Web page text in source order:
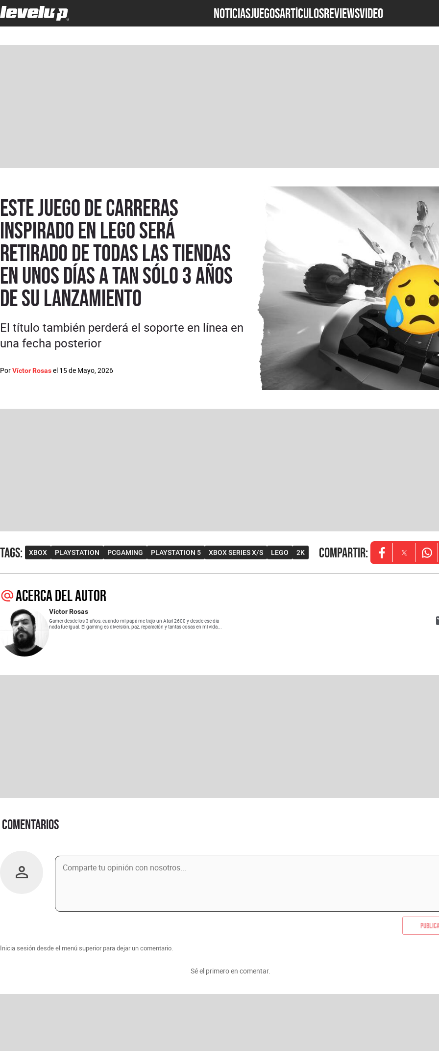
NOTICIASJUEGOSARTÍCULOSREVIEWSVideo
Este juego de carreras
inspirado en LEGO será
retirado de todas las tiendas
en unos días a tan sólo 3 años
de su lanzamiento
PorVíctor Rosasel 15 de Mayo, 2026
El título también perderá el soporte en línea en
una fecha posterior
Tags: XBOX PLAYSTATION PCGAMING PLAYSTATION 5 XBOX SERIES X/S LEGO 2K Compartir: Opens in new
Opens in
Acerca del autor
Víctor Rosas
Gamer desde los 3 años, cuando mi papá me trajo un Atari 2600 y desde ese día
nada fue igual. El gaming es diversión, paz, reparación y tantas cosas en mi vida...
Comentarios
Inicia sesión desde el menú superior para dejar un comentario.
Sé el primero en comentar.